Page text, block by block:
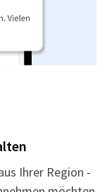
Ihrer Region -